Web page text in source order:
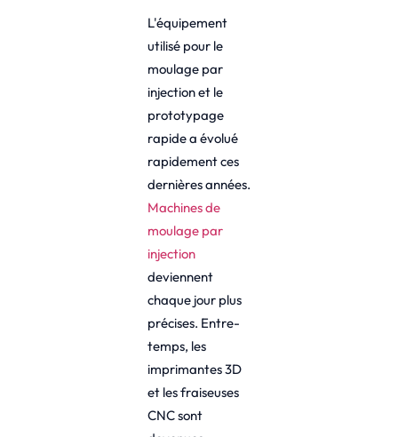
L'équipement
utilisé pour le
moulage par
injection et le
prototypage
rapide a évolué
rapidement ces
dernières années.
Machines de
moulage par
injection
deviennent
chaque jour plus
précises. Entre-
temps, les
imprimantes 3D
et les fraiseuses
CNC sont